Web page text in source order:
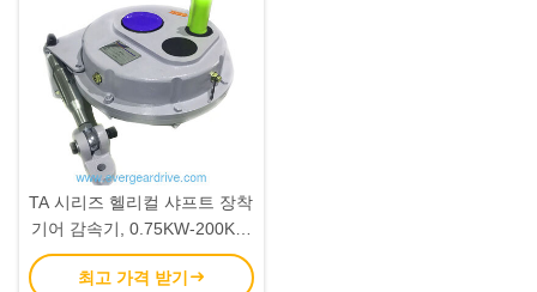
TA 시리즈 헬리컬 샤프트 장착
기어 감속기, 0.75KW-200KW
전력 범위, 중공 샤프트 출력,
모듈식 설계 시스템
최고 가격 받기